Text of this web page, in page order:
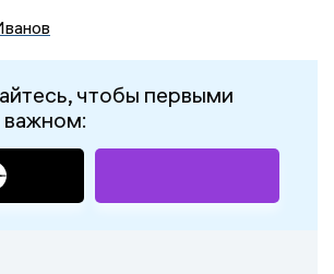
чтобы первыми
важном: